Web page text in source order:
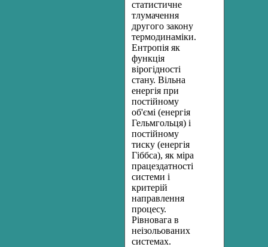
статистичне
тлумачення
другого закону
термодинаміки.
Ентропія як
функція
вірогідності
стану. Вільна
енергія при
постійному
об'ємі (енергія
Гельмгольця) і
постійному
тиску (енергія
Гіббса), як міра
працездатності
системи і
критерій
направлення
процесу.
Рівновага в
неізольованих
системах.